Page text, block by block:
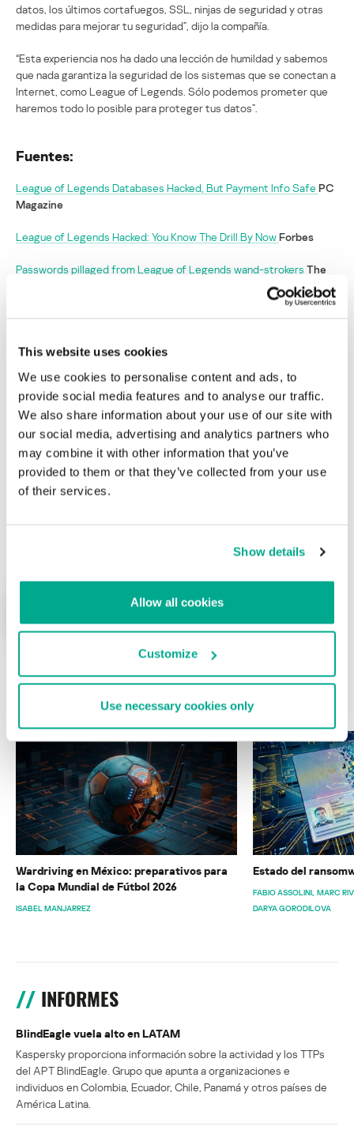
This website uses cookies
We use cookies to personalise content and ads, to
provide social media features and to analyse our traffic.
We also share information about your use of our site with
our social media, advertising and analytics partners who
may combine it with other information that you’ve
provided to them or that they’ve collected from your use
of their services.
Show details
Allow all cookies
Customize
Use necessary cookies only
datos, los últimos cortafuegos, SSL, ninjas de seguridad y otras
medidas para mejorar tu seguridad”, dijo la compañía.
“Esta experiencia nos ha dado una lección de humildad y sabemos
que nada garantiza la seguridad de los sistemas que se conectan a
Internet, como League of Legends. Sólo podemos prometer que
haremos todo lo posible para proteger tus datos”.
Fuentes:
League of Legends Databases Hacked, But Payment Info Safe PC
Magazine
League of Legends Hacked: You Know The Drill By NowForbes
Passwords pillaged from League of Legends wand-strokers The
jugadores europeos de League of Legends
Su dirección de correo electrónico no será publicada.
campos obligatorios están marcados con*
ÚLTIMAS PUBLICACIONES
Wardriving en México: preparativos para
la Copa Mundial de Fútbol 2026
ISABEL MANJARREZ
Estado del
FABIO ASSOLINI MARC
DARYA GORODILOVA
INFORMES
BlindEagle vuela alto en LATAM
Kaspersky proporciona información sobre la actividad y los TTPs
del APT BlindEagle. Grupo que apunta a organizaciones e
individuos en Colombia, Ecuador, Chile, Panamá y otros países de
América Latina.